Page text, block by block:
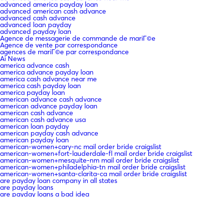
advanced america payday loan
advanced american cash advance
advanced cash advance
advanced loan payday
advanced payday loan
Agence de messagerie de commande de mariГ©e
Agence de vente par correspondance
agences de mariГ©e par correspondance
Ai News
america advance cash
america advance payday loan
america cash advance near me
america cash payday loan
america payday loan
american advance cash advance
american advance payday loan
american cash advance
american cash advance usa
american loan payday
american payday cash advance
american payday loan
american-women+cary-nc mail order bride craigslist
american-women+fort-lauderdale-fl mail order bride craigslist
american-women+mesquite-nm mail order bride craigslist
american-women+philadelphia-tn mail order bride craigslist
american-women+santa-clarita-ca mail order bride craigslist
are payday loan company in all states
are payday loans
are payday loans a bad idea